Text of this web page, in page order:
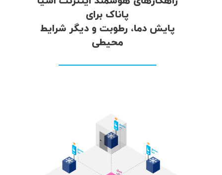
پاناک برای
پایش دما، رطوبت و دیگر شرایط
محیطی